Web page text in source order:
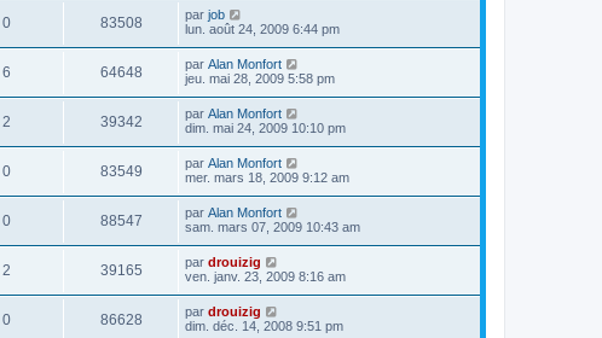
0 83508 par job
lun. août 24, 2009 6:44 pm
6 64648 par Alan Monfort
jeu. mai 28, 2009 5:58 pm
2 39342 par Alan Monfort
dim. mai 24, 2009 10:10 pm
0 83549 par Alan Monfort
mer. mars 18, 2009 9:12 am
0 88547 par Alan Monfort
sam. mars 07, 2009 10:43 am
2 39165 par drouizig
ven. janv. 23, 2009 8:16 am
0 86628 par drouizig
dim. déc. 14, 2008 9:51 pm